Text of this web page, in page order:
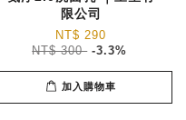
限公司
NT$ 290
NT$ 300 -3.3%
加入購物車